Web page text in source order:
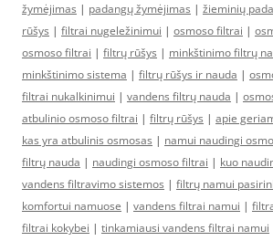
žymėjimas | padangų žymėjimas | žieminių
rūšys | filtrai nugeležinimui | osmoso filtrai |
osmoso filtrai | filtrų rūšys | minkštinimo filtrų
minkštinimo sistema | filtrų rūšys ir nauda |
filtrai nukalkinimui | vandens filtrų nauda |
atbulinio osmoso filtrai | filtrų rūšys | apie
kas yra atbulinis osmosas | namui naudingi
filtrų nauda | naudingi osmoso filtrai | kuo
vandens filtravimo sistemos | filtrų namui
komfortui namuose | vandens filtrai namui |
filtrai kokybei | tinkamiausi vandens filtrai namui